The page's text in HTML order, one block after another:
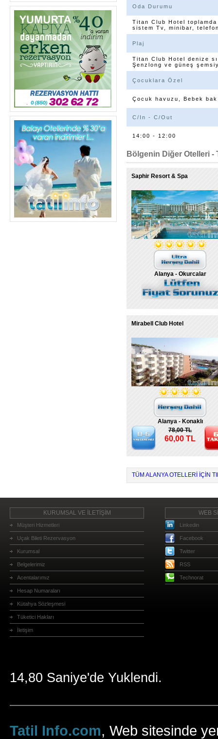
Oda Durumu
Titan Club Hotel
sistem Tv, minibar,
Plaj
Titan Club Hotel denize
Şenzlong ve güneş
Çocuklara Özel
Çocuk havuzu, Bebek
C/In - C/Out
14:00 - 12:00
Bölgenin Diğer Otelleri -
Saphir Resort & Spa
Alanya - Okurcalar
Mirabell Club Hotel
Alanya - Konaklı
78,00 TL
60,00 TL
TÜM ALANYA OTELLERI IÇIN
KURUMSAL VE İLETİŞİM
Müşteri Hizmetleri
Uçak Bileti Rezervasyon
Kurumsal
Belgelerimiz
Acentalarımız
Hesap Numaraları
Kütahya Sözleşmesi
Tüketici Hakları
İletişim
WEB
Linkedin
Facebook
Twitter
RSS
Technorat
14,80 Saniye'de Yuklendi.
Tatil Info.com, Web sitesinde